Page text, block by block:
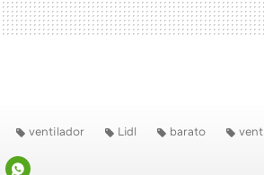
ventilador Lidl barato